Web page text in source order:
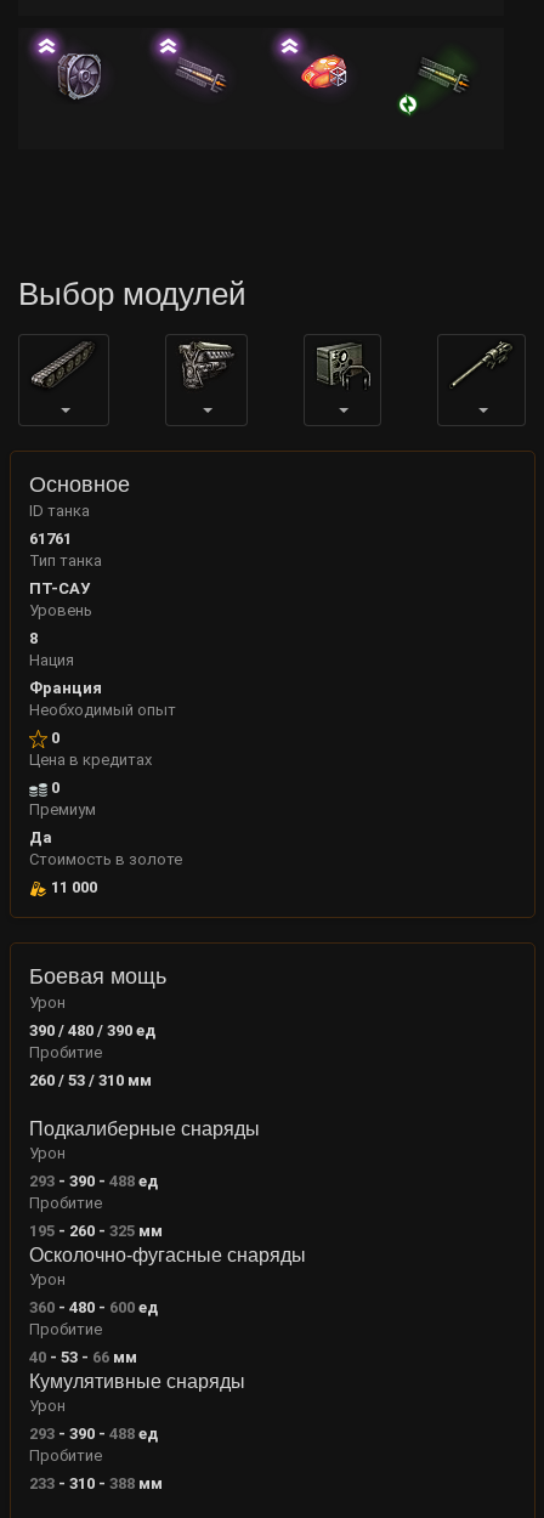
Выбор модулей
Основное
ID танка
61761
Тип танка
ПТ-САУ
Уровень
8
Нация
Франция
Необходимый опыт
0
Цена в кредитах
0
Премиум
Да
Стоимость в золоте
11 000
Боевая мощь
Урон
390 / 480 / 390 ед
Пробитие
260 / 53 / 310 мм
Подкалиберные снаряды
Урон
293- 390- 488ед
Пробитие
195- 260- 325 мм
Осколочно-фугасные снаряды
Урон
360- 480- 600ед
Пробитие
40- 53- 66 мм
Кумулятивные снаряды
Урон
293- 390- 488ед
Пробитие
233- 310- 388 мм